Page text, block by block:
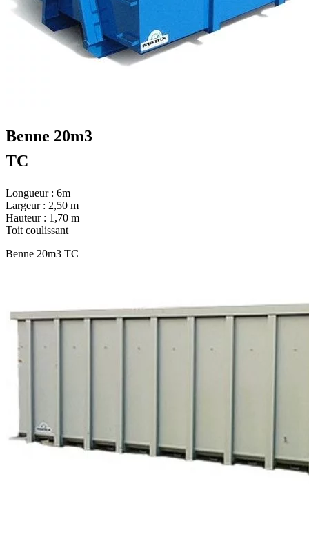
Benne 20m3
TC
Longueur : 6m
Largeur : 2,50 m
Hauteur : 1,70 m
Toit coulissant
Benne 20m3 TC